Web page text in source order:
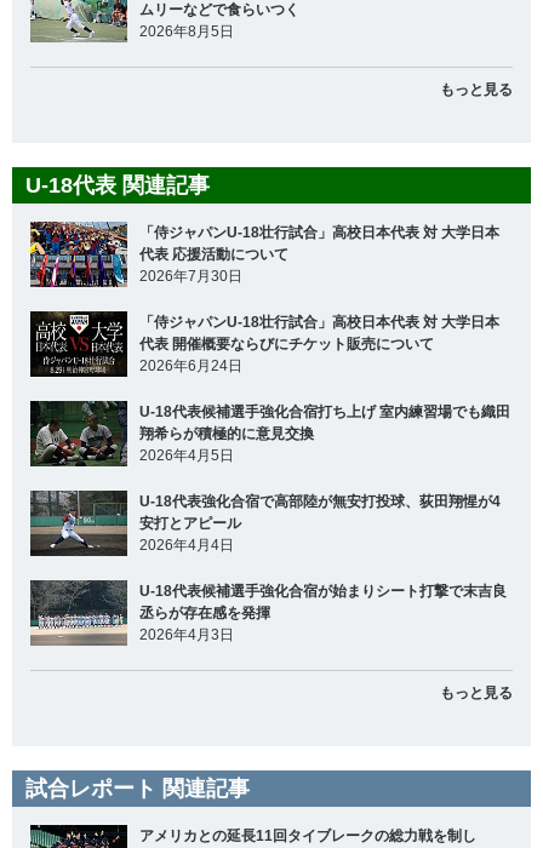
ムリーなどで食らいつく
2026年8月5日
もっと見る
U-18代表 関連記事
「侍ジャパンU-18壮行試合」高校日本代表 対 大学日本
代表 応援活動について
2026年7月30日
「侍ジャパンU-18壮行試合」高校日本代表 対 大学日本
代表 開催概要ならびにチケット販売について
2026年6月24日
U-18代表候補選手強化合宿打ち上げ 室内練習場でも織田
翔希らが積極的に意見交換
2026年4月5日
U-18代表強化合宿で高部陸が無安打投球、荻田翔惺が4
安打とアピール
2026年4月4日
U-18代表候補選手強化合宿が始まりシート打撃で末吉良
丞らが存在感を発揮
2026年4月3日
もっと見る
試合レポート 関連記事
アメリカとの延長11回タイブレークの総力戦を制し